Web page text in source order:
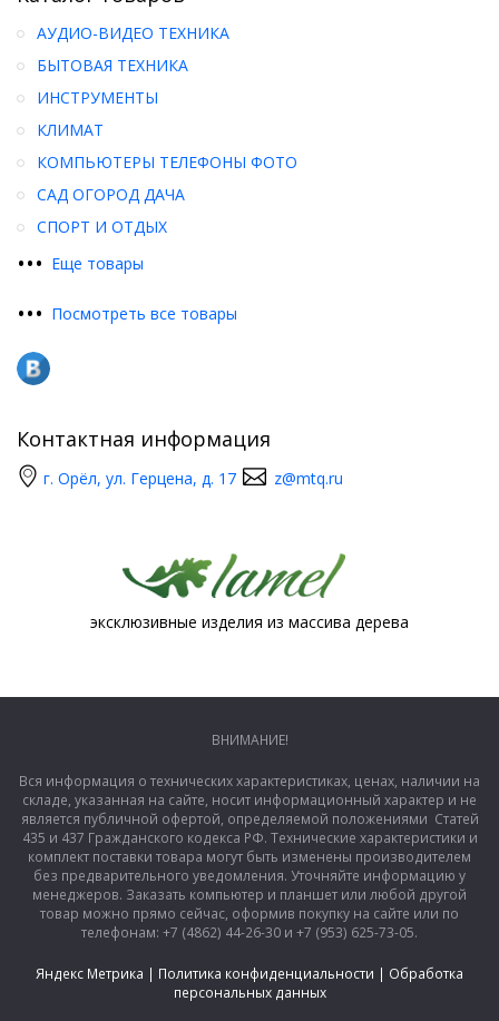
••• Еще товары
АУДИО-ВИДЕО ТЕХНИКА
БЫТОВАЯ ТЕХНИКА
ИНСТРУМЕНТЫ
КЛИМАТ
КОМПЬЮТЕРЫ ТЕЛЕФОНЫ ФОТО
САД ОГОРОД ДАЧА
СПОРТ И ОТДЫХ
••• Посмотреть все товары
Контактная информация
г. Орёл, ул. Герцена, д. 17 z@mtq.ru
эксклюзивные изделия из массива дерева
ВНИМАНИЕ!
Вся информация о технических характеристиках, ценах, наличии на
складе, указанная на сайте, носит информационный характер и не
является публичной офертой, определяемой положениями Статей
435 и 437 Гражданского кодекса РФ. Технические характеристики и
комплект поставки товара могут быть изменены производителем
без предварительного уведомления. Уточняйте информацию у
менеджеров. Заказать компьютер и планшет или любой другой
товар можно прямо сейчас, оформив покупку на сайте или по
телефонам: +7 (4862) 44-26-30 и +7 (953) 625-73-05.
Яндекс Метрика | Политика конфиденциальности | Обработка
персональных данных